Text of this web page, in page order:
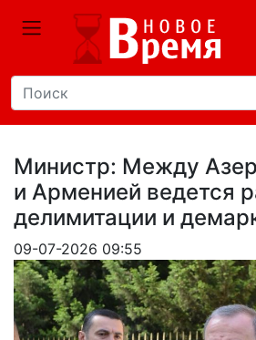
Министр: Между
и Арменией ведется
делимитации и
09-07-2026 09:55